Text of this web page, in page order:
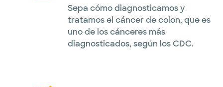
Sepa cómo diagnosticamos y
tratamos el cáncer de colon, que es
uno de los cánceres más
diagnosticados, según los CDC.